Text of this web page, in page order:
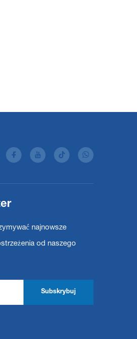
najnowsze
od naszego
Subskrybuj